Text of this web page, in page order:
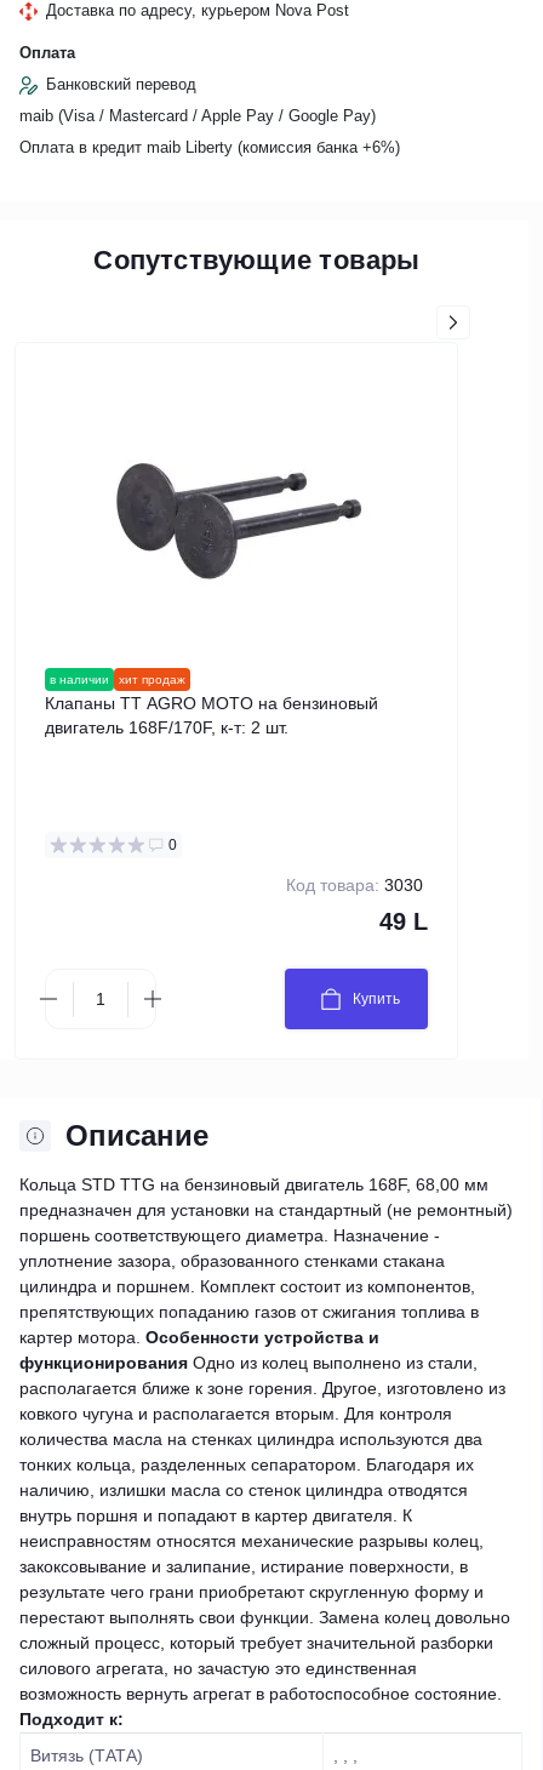
Доставка по адресу, курьером Nova Post
Оплата
Банковский перевод
maib (Visa / Mastercard / Apple Pay / Google Pay)
Оплата в кредит maib Liberty (комиссия банкa +6%)
Сопутствующие товары
в наличии хит продаж
Клапаны TT AGRO MOTO на бензиновый
двигатель 168F/170F, к-т: 2 шт.
0
Код товара: 3030
49 L
Купить
Описание
Кольца STD TTG на бензиновый двигатель 168F, 68,00 мм
предназначен для установки на стандартный (не ремонтный)
поршень соответствующего диаметра. Назначение -
уплотнение зазора, образованного стенками стакана
цилиндра и поршнем. Комплект состоит из компонентов,
препятствующих попаданию газов от сжигания топлива в
картер мотора. Особенности устройства и
функционирования Одно из колец выполнено из стали,
располагается ближе к зоне горения. Другое, изготовлено из
ковкого чугуна и располагается вторым. Для контроля
количества масла на стенках цилиндра используются два
тонких кольца, разделенных сепаратором. Благодаря их
наличию, излишки масла со стенок цилиндра отводятся
внутрь поршня и попадают в картер двигателя. К
неисправностям относятся механические разрывы колец,
закоксовывание и залипание, истирание поверхности, в
результате чего грани приобретают скругленную форму и
перестают выполнять свои функции. Замена колец довольно
сложный процесс, который требует значительной разборки
силового агрегата, но зачастую это единственная
возможность вернуть агрегат в работоспособное состояние.
Подходит к:
Витязь (ТАТА)